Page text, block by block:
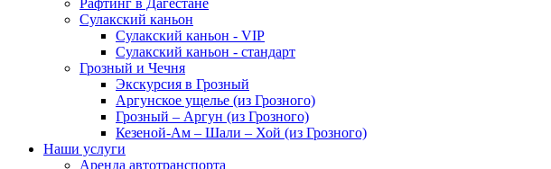
Рафтинг в Дагестане
Сулакский каньон
Сулакский каньон - VIP
Сулакский каньон - стандарт
Грозный и Чечня
Экскурсия в Грозный
Аргунское ущелье (из Грозного)
Грозный – Аргун (из Грозного)
Кезеной-Ам – Шали – Хой (из Грозного)
Наши услуги
Аренда автотранспорта